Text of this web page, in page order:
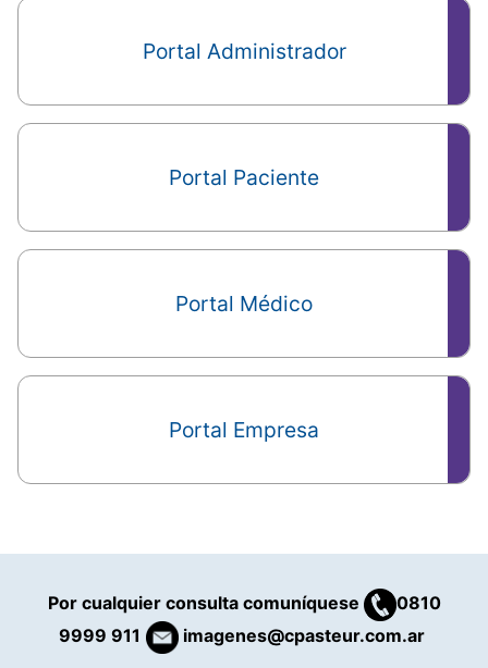
Portal Administrador
Portal Paciente
Portal Médico
Portal Empresa
Por cualquier consulta comuníquese
0810
9999 911
imagenes@cpasteur.com.ar